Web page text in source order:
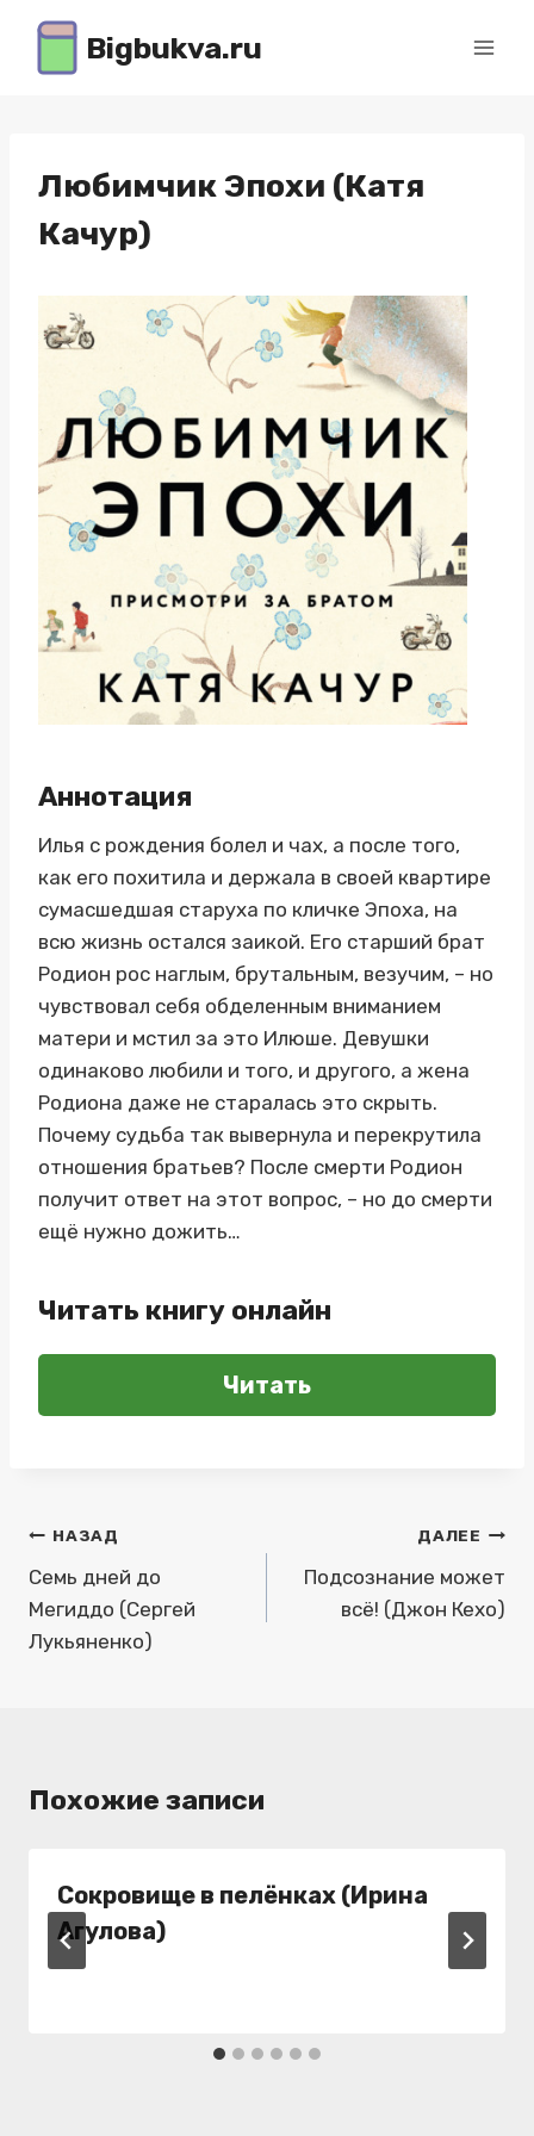
Перейти
содержимому
Bigbukva.ru
Любимчик Эпохи (Катя
Качур)
Аннотация
Илья с рождения болел и чах, а после того,
как его похитила и держала в своей квартире
сумасшедшая старуха по кличке Эпоха, на
всю жизнь остался заикой. Его старший брат
Родион рос наглым, брутальным, везучим, – но
чувствовал себя обделенным вниманием
матери и мстил за это Илюше. Девушки
одинаково любили и того, и другого, а жена
Родиона даже не старалась это скрыть.
Почему судьба так вывернула и перекрутила
отношения братьев? После смерти Родион
получит ответ на этот вопрос, – но до смерти
ещё нужно дожить…
Читать книгу онлайн
Читать
Навигация
по
записям
НАЗАД
Семь дней до
Мегиддо (Сергей
Лукьяненко)
ДАЛЕЕ
Подсознание может
всё! (Джон Кехо)
Похожие записи
Сокровище в пелёнках (Ирина
Агулова)